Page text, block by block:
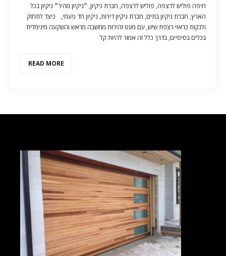
חיפה פוליש לרצפה, פוליש לרצפה, חברת ניקיון, ״ניקיון מהיר״ ניקיון בכל
הארץ, חברת ניקיון בתים, חברת ניקיון דירות, ניקיון חד פעמי,. כיצד לתחזק
ולנקות כראוי רצפת שיש, עם מעט זהירות מחשבה מראש והשקעה מינימלית
בכלים בסיסיים, בדרך כלל זה אמור להיות קל
READ MORE